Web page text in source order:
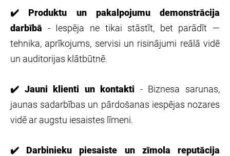
✔️ Produktu un pakalpojumu demonstrācija
darbībā - Iespēja ne tikai stāstīt, bet parādīt —
tehnika, aprīkojums, servisi un risinājumi reālā vidē
un auditorijas klātbūtnē.
✔️ Jauni klienti un kontakti - Biznesa sarunas,
jaunas sadarbības un pārdošanas iespējas nozares
vidē ar augstu iesaistes līmeni.
✔️ Darbinieku piesaiste un zīmola reputācija